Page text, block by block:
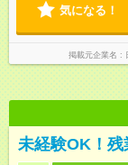
気になる！
掲載元企業名
未経験OK！